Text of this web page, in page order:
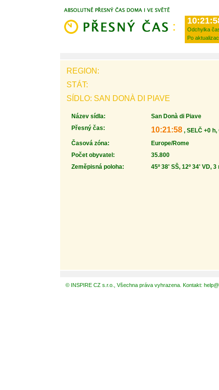
Odchylka
Po
REGION:
STÁT:
SÍDLO: SAN DONÀ DI PIAVE
Název sídla:
San Donà di Piave
Přesný čas:
10:21:58 , SELČ +0 h,
Časová zóna:
Europe/Rome
Počet obyvatel:
35.800
Zeměpisná poloha:
45º 38' SŠ, 12º 34' VD, 3
© INSPIRE CZ s.r.o., Všechna práva vyhrazena. Kontakt: